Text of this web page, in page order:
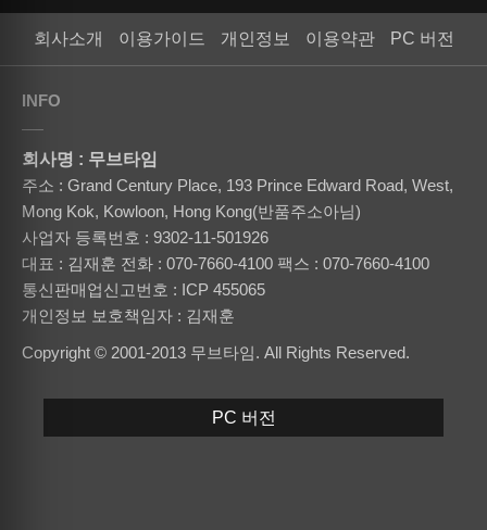
회사소개 이용가이드 개인정보 이용약관 PC 버전
INFO
회사명 : 무브타임
주소 : Grand Century Place, 193 Prince Edward Road, West,
Mong Kok, Kowloon, Hong Kong(반품주소아님)
사업자 등록번호 : 9302-11-501926
대표 : 김재훈 전화 : 070-7660-4100 팩스 : 070-7660-4100
통신판매업신고번호 : ICP 455065
개인정보 보호책임자 : 김재훈
Copyright © 2001-2013 무브타임. All Rights Reserved.
PC 버전